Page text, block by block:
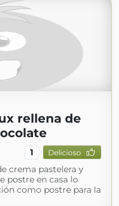
rellena de
1 Delicioso
crema pastelera y
postre en casa lo
como postre para la